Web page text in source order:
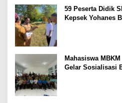
59 Peserta Didik
Kepsek Yohanes
Mahasiswa
Gelar Sosialisasi